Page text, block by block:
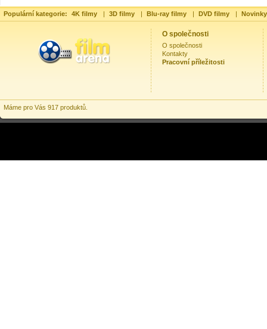
Populární kategorie: 4K filmy | 3D filmy | Blu-ray filmy | DVD filmy |
O společnosti
O společnosti
Kontakty
Pracovní příležitosti
Máme pro Vás 917 produktů.